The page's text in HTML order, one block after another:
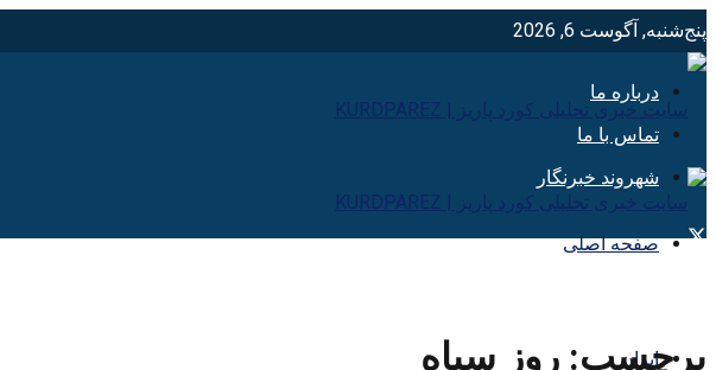
پنج‌شنبه, آگوست 6, 2026
درباره ما
تماس با ما
شهروند خبرنگار
صفحه اصلی
ایران
برچسب: روز سیاه